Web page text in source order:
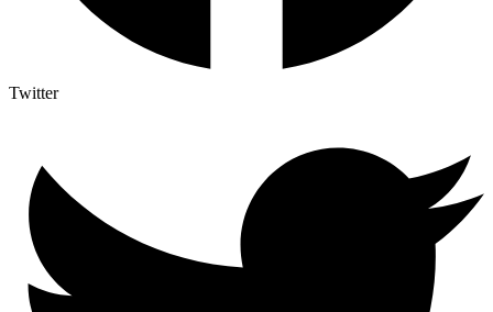
Twitter